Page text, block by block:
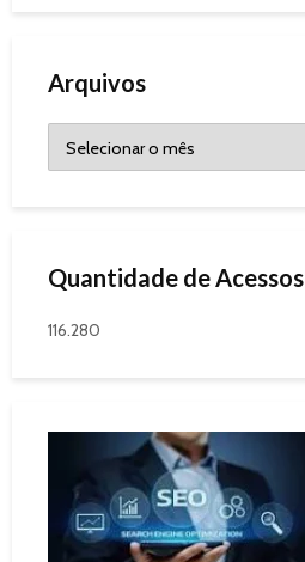
Arquivos
Quantidade de Acessos
116.280